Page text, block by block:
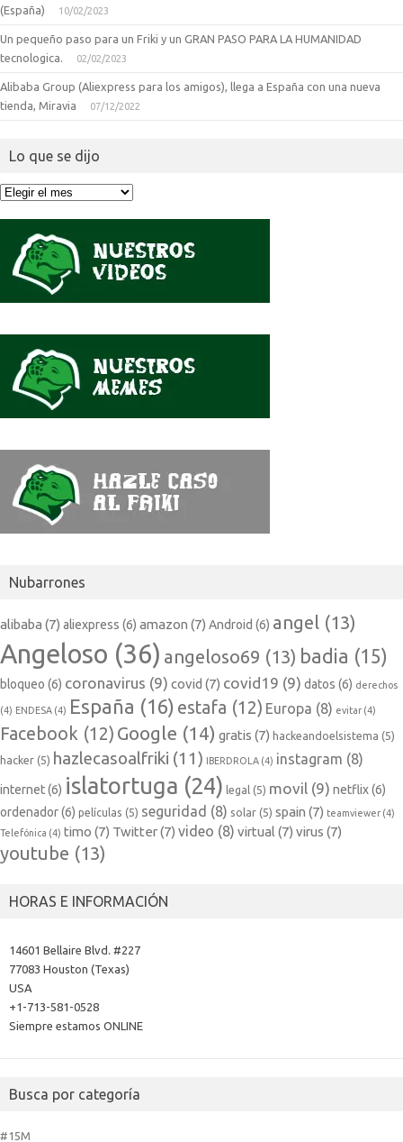
(España)
10/02/2023
Un pequeño paso para un Friki y un GRAN PASO PARA LA HUMANIDAD
tecnologica.
02/02/2023
Alibaba Group (Aliexpress para los amigos), llega a España con una nueva
tienda, Miravia
07/12/2022
Lo que se dijo
Lo
Nubarrones
alibaba (7) aliexpress (6) amazon (7) Android (6) angel (13)
Angeloso (36) angeloso69 (13) badia (15)
bloqueo (6) coronavirus (9) covid (7) covid19 (9) datos (6) derechos
(4) ENDESA (4) España (16) estafa (12) Europa (8) evitar (4)
Facebook (12) Google (14) gratis (7) hackeandoelsistema (5)
hacker (5) hazlecasoalfriki (11) IBERDROLA (4) instagram (8)
internet(6) islatortuga (24) legal (5) movil (9) netflix(6)
ordenador(6) películas (5) seguridad (8) solar (5) spain (7) teamviewer (4)
Telefónica (4) timo (7) Twitter(7) video (8) virtual (7) virus (7)
youtube (13)
HORAS E INFORMACIÓN
14601 Bellaire Blvd. #227
77083 Houston (Texas)
USA
+1-713-581-0528
Siempre estamos ONLINE
Busca por categoría
#15M